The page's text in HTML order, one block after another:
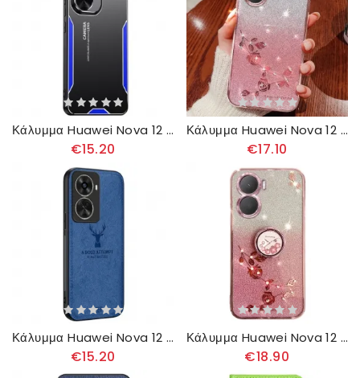
Κάλυμμα Huawei Nova 12 Se Εφέ Μετάλλου
€15.20
Κάλυμμα Huawei Nova 12 Se Λουλούδια Και Στρας Kadem
€17.10
Κάλυμμα Huawei Nova 12 Se Ελάφι
€15.20
Κάλυμμα Huawei Nova 12 Se Λουλούδια Και Srass Υποστήριξη Kadem
€18.90